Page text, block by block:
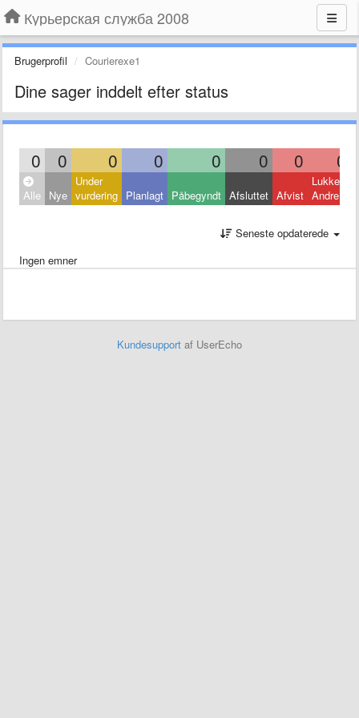
Курьерская служба 2008
Brugerprofil Courierexe1
Dine sager inddelt efter status
0 0 0 0 0 0 0 0
Alle Nye
Under
vurdering Planlagt Påbegyndt Afsluttet Afvist
Lukket:
Andre
Seneste opdaterede
Ingen emner
Kundesupport af UserEcho